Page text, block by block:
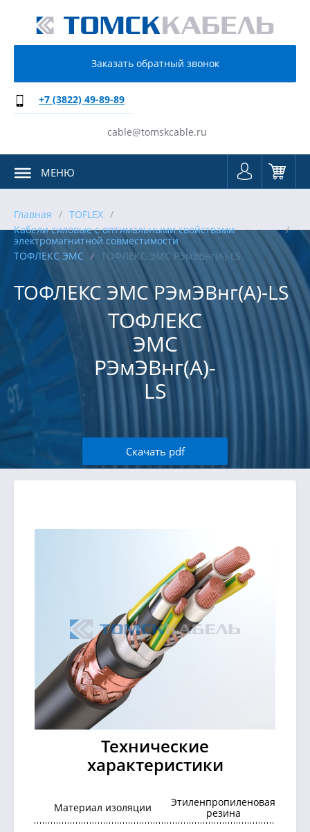
Заказать обратный звонок
+7 (3822) 49-89-89
cable@tomskcable.ru
МЕНЮ
Главная
TOFLEX
Кабели силовые с оптимальными свойствами
электромагнитной совместимости
ТОФЛЕКС ЭМС
ТОФЛЕКС ЭМС РЭмЭВнг(А)-LS
ТОФЛЕКС ЭМС РЭмЭВнг(А)-LS
ТОФЛЕКС
ЭМС
РЭмЭВнг(А)-
LS
Скачать pdf
Технические
характеристики
Материал изоляции
Этиленпропиленовая
резина